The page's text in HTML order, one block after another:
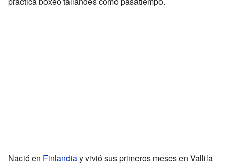
Nació en Finlandiay vivió sus primeros meses en Vallila